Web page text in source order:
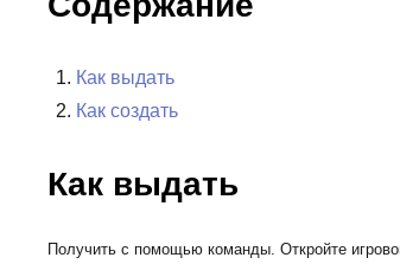
Как выдать
Как создать
Как выдать
Получить с помощью команды. Откройте